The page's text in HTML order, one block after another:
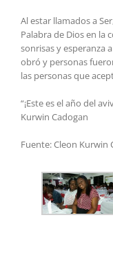
Al estar llamados a
Palabra de Dios en la
sonrisas y esperanza
obró y personas
las personas que
“¡Este es el año del
Kurwin Cadogan
Fuente: Cleon Kurwin